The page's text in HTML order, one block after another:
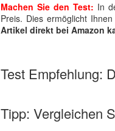
Machen Sie den Test: In
Preis. Dies ermöglicht
Artikel direkt bei Amazon
Test Empfehlung:
Tipp: Vergleichen